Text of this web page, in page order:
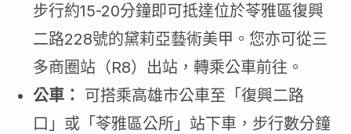
步行約15-20分鐘即可抵達位於苓雅區復興
二路228號的黛莉亞藝術美甲。您亦可從三
多商圈站（R8）出站，轉乘公車前往。
公車： 可搭乘高雄市公車至「復興二路
口」或「苓雅區公所」站下車，步行數分鐘